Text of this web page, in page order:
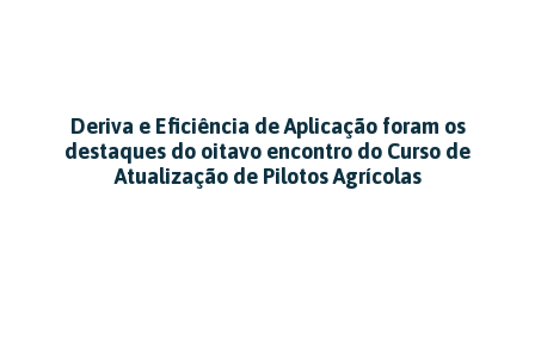
Deriva e Eficiência de Aplicação foram os
destaques do oitavo encontro do Curso de
Atualização de Pilotos Agrícolas